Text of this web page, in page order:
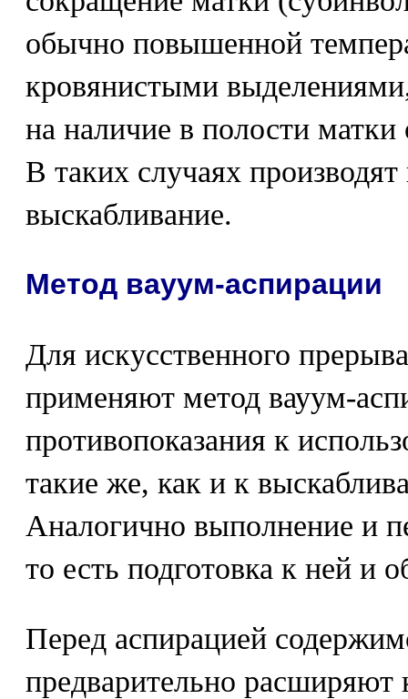
обычно повышенной
кровянистыми
на наличие в полости матки
В таких случаях производят
выскабливание.
Метод вауум-аспирации
Для искусственного
применяют метод вауум-
противопоказания к
такие же, как и к
Аналогично выполнение и
то есть подготовка к ней и
Перед аспирацией
предварительно расширяют